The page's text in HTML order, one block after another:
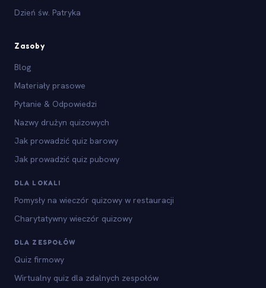
Dzień św. Patryka
Zasoby
Blog
Materiały prasowe
Pytanie & Odpowiedzi
Nazwy drużyn quizowych
Jak prowadzić quiz barowy
Jak prowadzić quiz pubowy
DLA LOKALI
Pomysły na wieczór quizowy w restauracji
Charytatywny wieczór quizowy
DLA ZESPOŁÓW
Quiz firmowy
Wirtualny quiz dla zdalnych zespołów